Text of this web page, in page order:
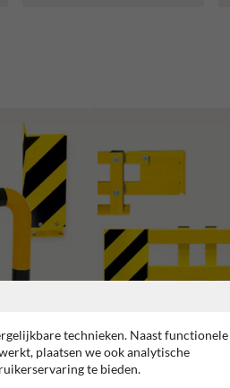
Stelling en kolombescherming
technieken. Naast functionele
plaatsen we ook analytische
te bieden.